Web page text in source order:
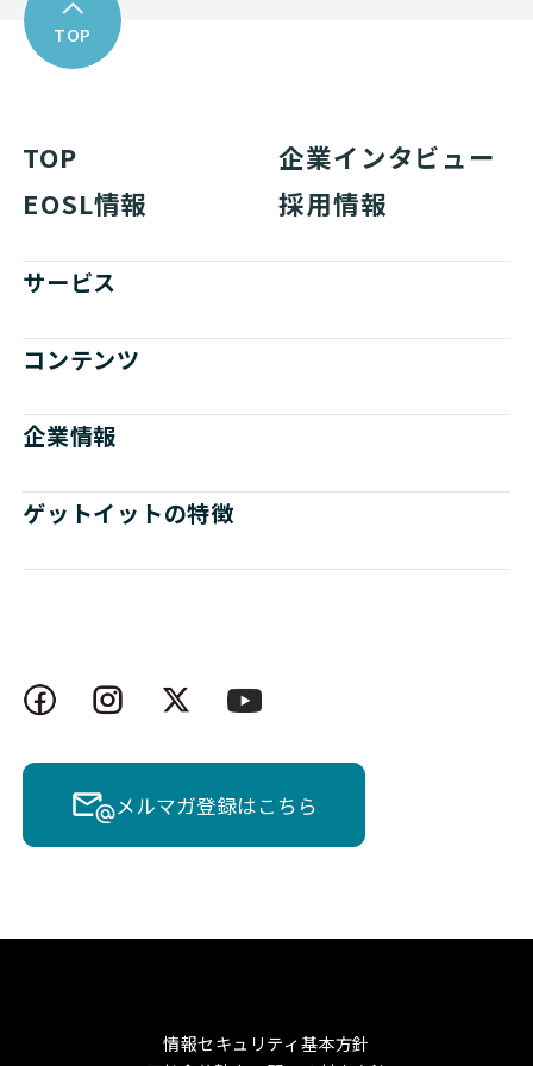
TOP
TOP
企業インタビュー
EOSL情報
採用情報
サービス
コンテンツ
企業情報
ゲットイットの特徴
メルマガ登録はこちら
情報セキュリティ基本方針